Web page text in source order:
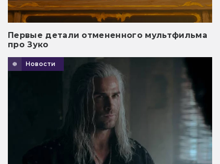
Первые детали отмененного мультфильма
про Зуко
Новости